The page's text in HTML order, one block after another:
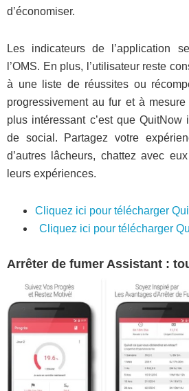
d’économiser.
Les indicateurs de l’application
l’OMS. En plus, l’utilisateur reste
à une liste de réussites ou
progressivement au fur et à
plus intéressant c’est que
de social. Partagez votre
d’autres lâcheurs, chattez avec
leurs expériences.
Cliquez ici pour télécharger
Cliquez ici pour télécharger
Arrêter de fumer Assistant :